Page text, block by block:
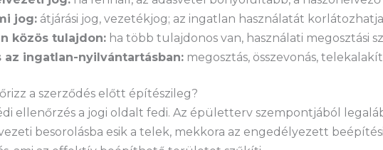
jog:átjárási jog, vezetékjog; az ingatlan használatát
közös tulajdon:ha több tulajdonos van, használati megosztási
az ingatlan-nyilvántartásban:megosztás, összevonás,
a szerződés előtt építészileg?
ellenőrzés a jogi oldalt fedi. Az épületterv szempontjából
besorolásba esik a telek, mekkora az engedélyezett